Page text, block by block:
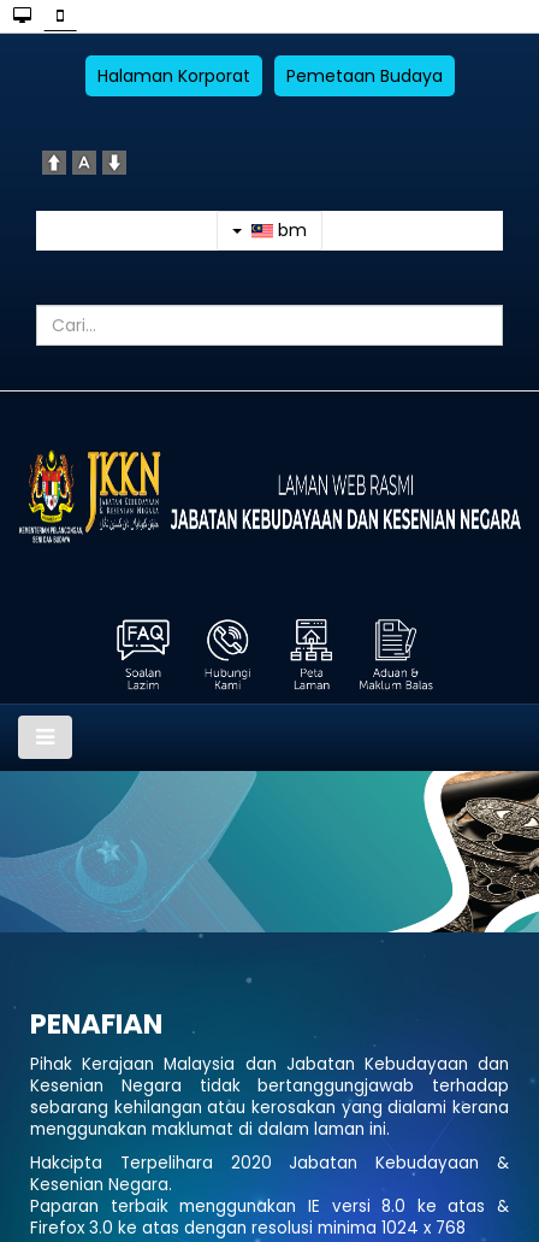
Halaman Korporat Pemetaan Budaya
bm
PENAFIAN
Pihak Kerajaan Malaysia dan Jabatan Kebudayaan dan
Kesenian Negara tidak bertanggungjawab terhadap
sebarang kehilangan atau kerosakan yang dialami kerana
menggunakan maklumat di dalam laman ini.
Hakcipta Terpelihara 2020 Jabatan Kebudayaan &
Kesenian Negara.
Paparan terbaik menggunakan IE versi 8.0 ke atas &
Firefox 3.0 ke atas dengan resolusi minima 1024 x 768